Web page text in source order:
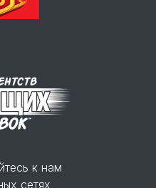
к нам
сетях